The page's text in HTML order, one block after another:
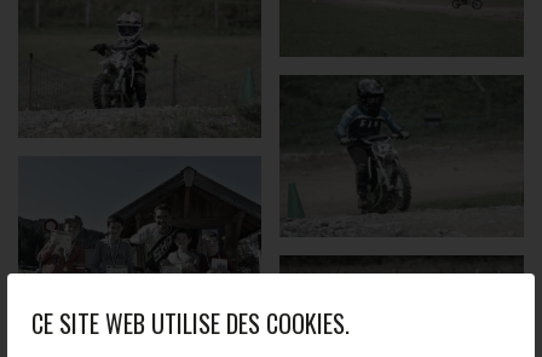
CE SITE WEB UTILISE DES COOKIES.